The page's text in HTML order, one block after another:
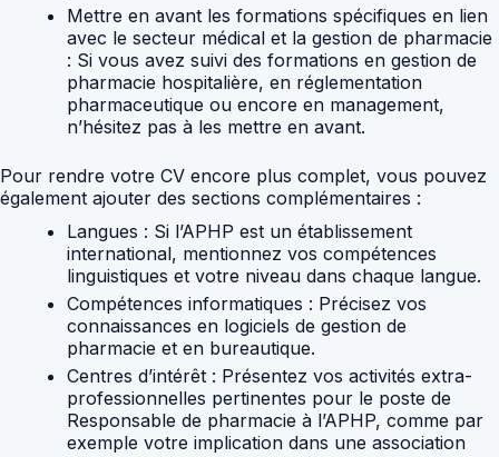
Mettre en avant les formations spécifiques en lien
avec le secteur médical et la gestion de pharmacie
: Si vous avez suivi des formations en gestion de
pharmacie hospitalière, en réglementation
pharmaceutique ou encore en management,
n’hésitez pas à les mettre en avant.
Pour rendre votre CV encore plus complet, vous pouvez
également ajouter des sections complémentaires :
Langues : Si l’APHP est un établissement
international, mentionnez vos compétences
linguistiques et votre niveau dans chaque langue.
Compétences informatiques : Précisez vos
connaissances en logiciels de gestion de
pharmacie et en bureautique.
Centres d’intérêt : Présentez vos activités extra-
professionnelles pertinentes pour le poste de
Responsable de pharmacie à l’APHP, comme par
exemple votre implication dans une association